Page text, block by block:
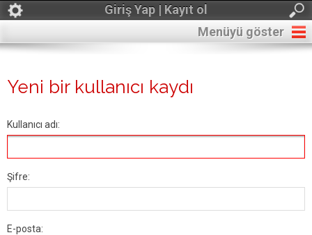
Giriş Yap | Kayıt ol
Menüyü göster
Yeni bir kullanıcı kaydı
Kullanıcı adı:
Şifre:
E-posta: